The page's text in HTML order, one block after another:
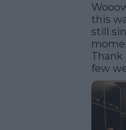
this
still
few